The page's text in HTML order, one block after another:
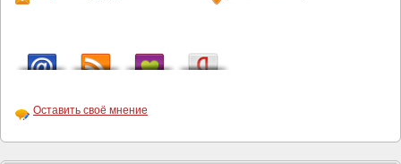
Оставить своё мнение